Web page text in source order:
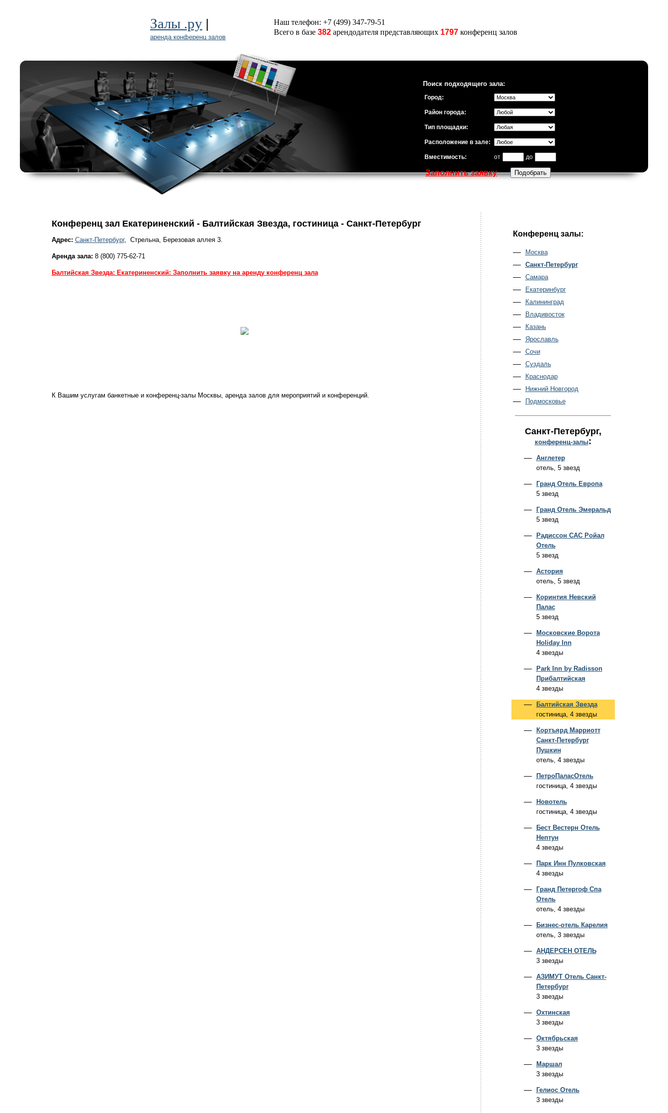
Залы .ру |
аренда конференц залов
Наш телефон: +7 (499) 347-79-51
Всего в базе 382 арендодателя представляющих 1797 конференц залов
Поиск подходящего зала:
Город:
Район города:
Тип площадки:
Расположение в зале:
Вместимость: от до
Заполнить заявку
Конференц зал Екатериненский - Балтийская Звезда, гостиница - Санкт-Петербург
Адрес: Санкт-Петербург, Стрельна, Березовая аллея 3.
Аренда зала: 8 (800) 775-62-71
Балтийская Звезда: Екатериненский: Заполнить заявку на аренду конференц зала
К Вашим услугам банкетные и конференц-залы Москвы, аренда залов для мероприятий и конференций.
Конференц залы:
Москва
Санкт-Петербург
Самара
Екатеринбург
Калининград
Владивосток
Казань
Ярославль
Сочи
Суздаль
Краснодар
Нижний Новгород
Подмосковье
Санкт-Петербург,
конференц-залы:
Англетер
отель, 5 звезд
Гранд Отель Европа
5 звезд
Гранд Отель Эмеральд
5 звезд
Радиссон САС Ройал
Отель
5 звезд
Астория
отель, 5 звезд
Коринтия Невский
Палас
5 звезд
Московские Ворота
Holiday Inn
4 звезды
Park Inn by Radisson
Прибалтийская
4 звезды
Балтийская Звезда
гостиница, 4 звезды
Кортъярд Марриотт
Санкт-Петербург
Пушкин
отель, 4 звезды
ПетроПаласОтель
гостиница, 4 звезды
Новотель
гостиница, 4 звезды
Бест Вестерн Отель
Нептун
4 звезды
Парк Инн Пулковская
4 звезды
Гранд Петергоф Спа
Отель
отель, 4 звезды
Бизнес-отель Карелия
отель, 3 звезды
АНДЕРСЕН ОТЕЛЬ
3 звезды
АЗИМУТ Отель Санкт-
Петербург
3 звезды
Охтинская
3 звезды
Октябрьская
3 звезды
Маршал
3 звезды
Гелиос Отель
3 звезды